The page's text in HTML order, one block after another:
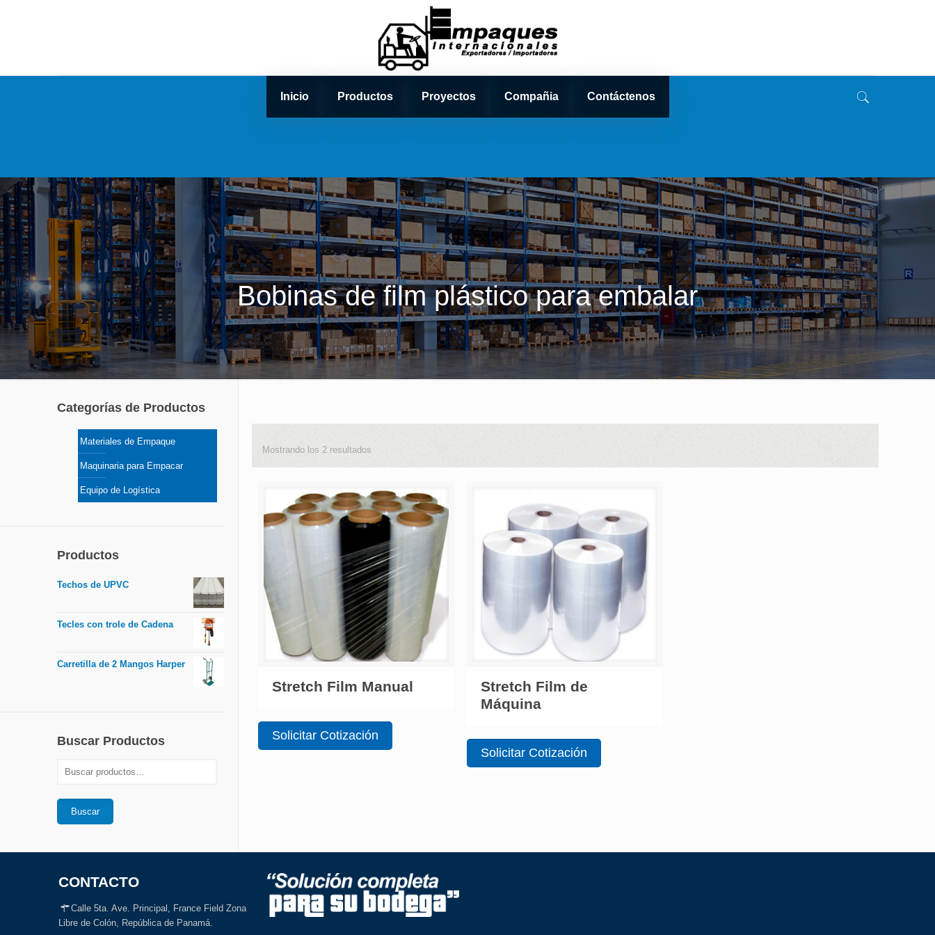
Inicio Productos Proyectos Compañia Contáctenos
Bobinas de film plástico para embalar
Mostrando los 2 resultados
Stretch Film Manual
Solicitar Cotización
Stretch Film de
Máquina
Solicitar Cotización
Categorías de Productos
Materiales de Empaque
Maquinaria para Empacar
Equipo de Logística
Productos
Techos de UPVC
Tecles con trole de Cadena
Carretilla de 2 Mangos Harper
Buscar Productos
Buscar
CONTACTO
Calle 5ta. Ave. Principal, France Field Zona
Libre de Colón, República de Panamá.